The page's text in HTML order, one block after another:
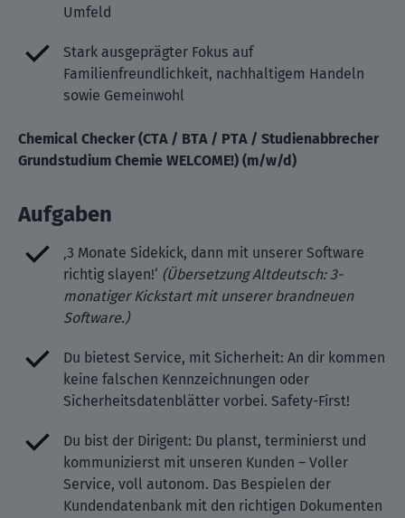
Umfeld
Stark ausgeprägter Fokus auf
Familienfreundlichkeit, nachhaltigem Handeln
sowie Gemeinwohl
Chemical Checker (CTA / BTA / PTA / Studienabbrecher
Grundstudium Chemie WELCOME!) (m/w/d)
Aufgaben
‚3 Monate Sidekick, dann mit unserer Software
richtig slayen!‘ (Übersetzung Altdeutsch: 3-
monatiger Kickstart mit unserer brandneuen
Software.)
Du bietest Service, mit Sicherheit: An dir kommen
keine falschen Kennzeichnungen oder
Sicherheitsdatenblätter vorbei. Safety-First!
Du bist der Dirigent: Du planst, terminierst und
kommunizierst mit unseren Kunden – Voller
Service, voll autonom. Das Bespielen der
Kundendatenbank mit den richtigen Dokumenten